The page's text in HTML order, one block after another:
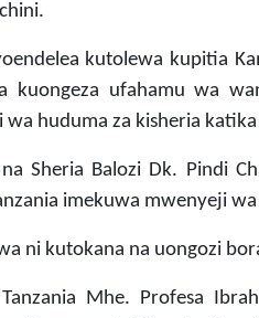
kutolewa kupitia
kuongeza ufahamu wa
huduma za kisheria
Sheria Balozi Dk. Pindi
imekuwa mwenyeji
ni kutokana na uongozi
Mhe. Profesa